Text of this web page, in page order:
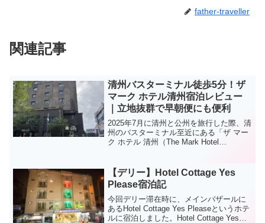
father-traveller
関連記事
清州バスターミナル徒歩5分！ザ
マーク ホテル清州宿泊レビュー
｜立地抜群で早朝便にも便利
2025年7月に清州と公州を旅行した際、清
州のバスターミナル至近にある「ザ マー
ク ホテル 清州（The Mark Hotel
紹介されている3つ星ホテルです。この記
事では、私が実際に宿泊したザ マーク ホ
テルの様子を、写真とともに詳しくレポ
ートします。清州でのホテル選びに迷っ
ている方は、ぜひ参考にしてください。
【デリー】Hotel Cottage Yes
Please宿泊記
今回デリー滞在時に、メインバザールに
あるHotel Cottage Yes Pleaseというホテ
ルに宿泊しました。Hotel Cottage Yes